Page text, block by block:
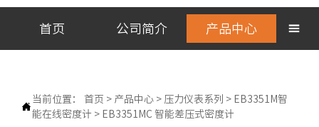
首页 公司简介 产品中心 

当前位置： 首页 > 产品中心> 压力仪表系列 > EB3351M智
能在线密度计 > EB3351MC 智能差压式密度计